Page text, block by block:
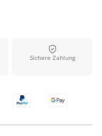
Sichere Zahlung